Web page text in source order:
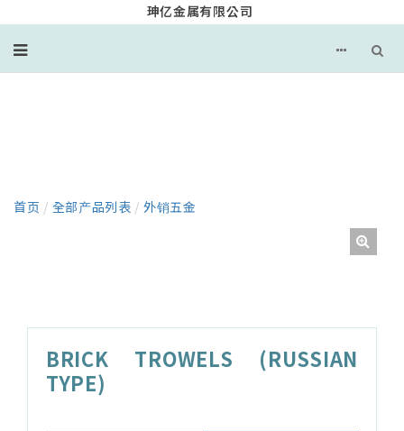
珅亿金属有限公司
首页 / 全部产品列表 / 外销五金
BRICK TROWELS (RUSSIAN
TYPE)